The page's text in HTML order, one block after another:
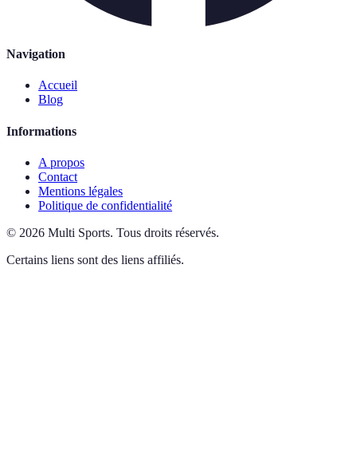
Navigation
Accueil
Blog
Informations
A propos
Contact
Mentions légales
Politique de confidentialité
© 2026 Multi Sports. Tous droits réservés.
Certains liens sont des liens affiliés.